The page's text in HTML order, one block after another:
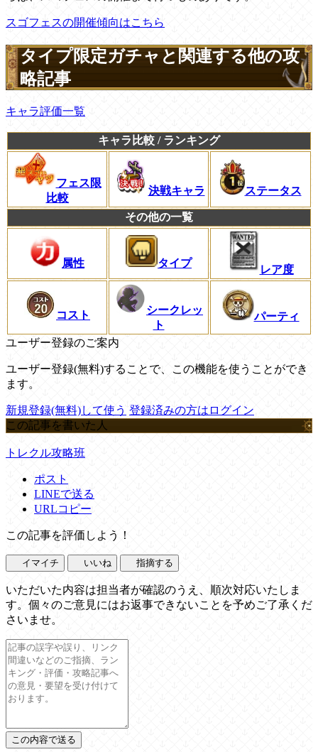
スゴフェスの開催傾向はこちら
タイプ限定ガチャと関連する他の攻
略記事
キャラ評価一覧
キャラ比較 / ランキング
フェス限
比較
決戦キャラ ステータス
その他の一覧
属性 タイプ
レア度
コスト
シークレッ
ト
パーティ
ユーザー登録のご案内
ユーザー登録(無料)することで、この機能を使うことができ
ます。
新規登録(無料)して使う 登録済みの方はログイン
この記事を書いた人
トレクル攻略班
ポスト
LINEで送る
URLコピー
この記事を評価しよう！
イマイチ いいね 指摘する
いただいた内容は担当者が確認のうえ、順次対応いたしま
す。個々のご意見にはお返事できないことを予めご了承くだ
さいませ。